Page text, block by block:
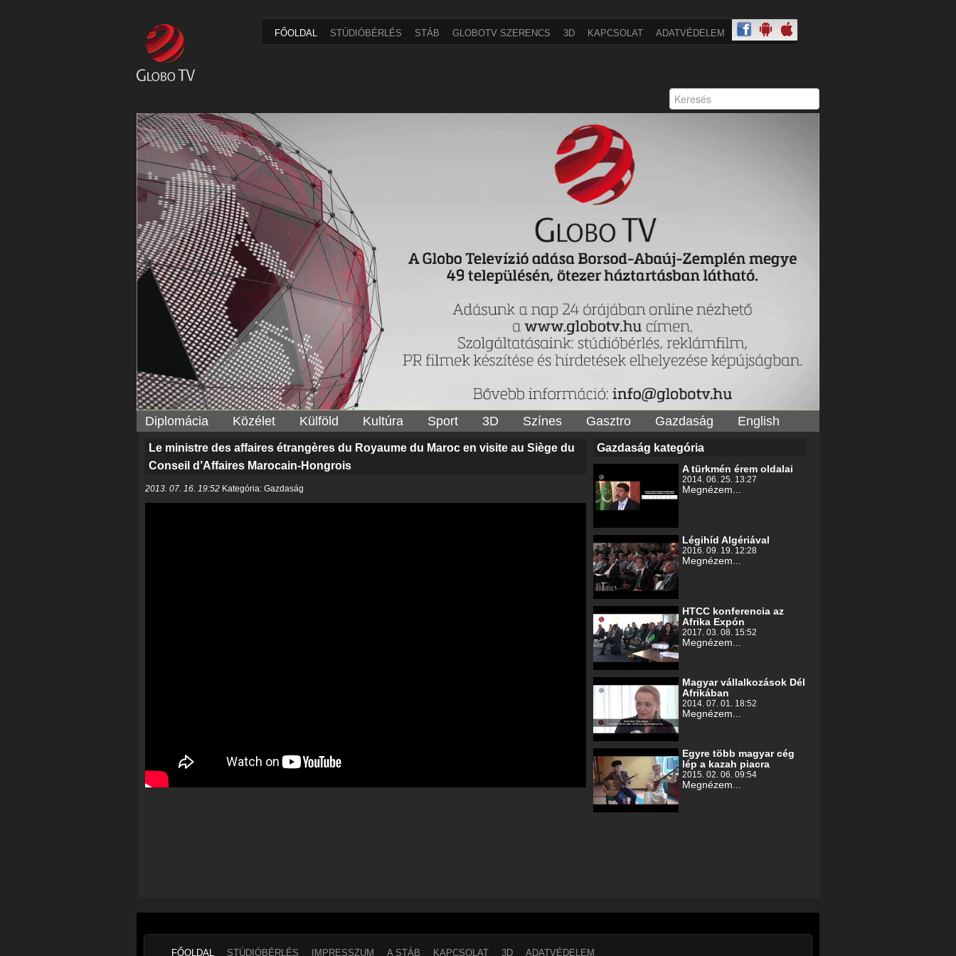
FŐOLDAL STÚDIÓBÉRLÉS STÁB GLOBOTV SZERENCS 3D KAPCSOLAT ADATVÉDELEM
Diplomácia Közélet Külföld Kultúra Sport 3D Színes Gasztro Gazdaság English
Le ministre des affaires étrangères du Royaume du Maroc en visite au Siège du
Conseil d’Affaires Marocain-Hongrois
2013. 07. 16. 19:52 Kategória: Gazdaság
Gazdaság kategória
A türkmén érem oldalai
2014. 06. 25. 13:27
Megnézem...
Légihíd Algériával
2016. 09. 19. 12:28
Megnézem...
HTCC konferencia az
Afrika Expón
2017. 03. 08. 15:52
Megnézem...
Magyar vállalkozások Dél
Afrikában
2014. 07. 01. 18:52
Megnézem...
Egyre több magyar cég
lép a kazah piacra
2015. 02. 06. 09:54
Megnézem...
FŐOLDAL STÚDIÓBÉRLÉS IMPRESSZUM A STÁB KAPCSOLAT 3D ADATVÉDELEM